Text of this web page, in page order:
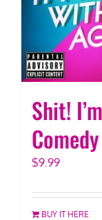
Shit!
$9.99
BUY IT HERE